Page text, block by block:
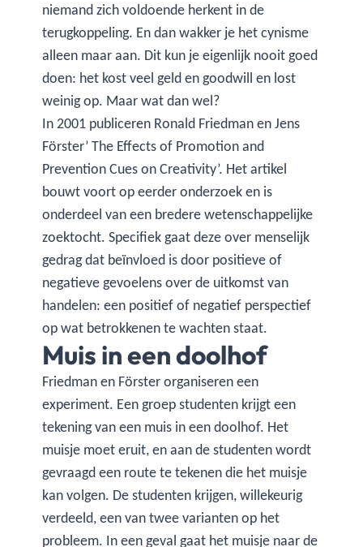
niemand zich voldoende herkent in de
terugkoppeling. En dan wakker je het cynisme
alleen maar aan. Dit kun je eigenlijk nooit goed
doen: het kost veel geld en goodwill en lost
weinig op. Maar wat dan wel?
In 2001 publiceren Ronald Friedman en Jens
Förster’ The Effects of Promotion and
Prevention Cues on Creativity’. Het artikel
bouwt voort op eerder onderzoek en is
onderdeel van een bredere wetenschappelijke
zoektocht. Specifiek gaat deze over menselijk
gedrag dat beïnvloed is door positieve of
negatieve gevoelens over de uitkomst van
handelen: een positief of negatief perspectief
op wat betrokkenen te wachten staat.
Muis in een doolhof
Friedman en Förster organiseren een
experiment. Een groep studenten krijgt een
tekening van een muis in een doolhof. Het
muisje moet eruit, en aan de studenten wordt
gevraagd een route te tekenen die het muisje
kan volgen. De studenten krijgen, willekeurig
verdeeld, een van twee varianten op het
probleem. In een geval gaat het muisje naar de